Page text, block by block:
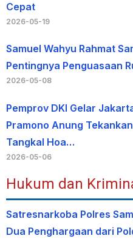
Cepat
2026-05-19
Samuel Wahyu Rahmat
Pentingnya Penguasaan
2026-05-08
Pemprov DKI Gelar
Pramono Anung
Tangkal Hoa…
2026-05-06
Hukum dan
Satresnarkoba Polres
Dua Penghargaan dari